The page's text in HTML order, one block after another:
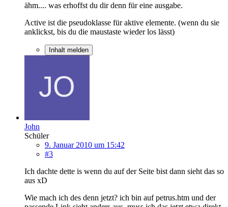
ähm.... was erhoffst du dir denn für eine ausgabe.
Active ist die pseudoklasse für aktive elemente. (wenn du sie
anklickst, bis du die maustaste wieder los lässt)
Inhalt melden
John
Schüler
9. Januar 2010 um 15:42
#3
Ich dachte dette is wenn du auf der Seite bist dann sieht das so
aus xD
Wie mach ich des denn jetzt? ich bin auf petrus.htm und der